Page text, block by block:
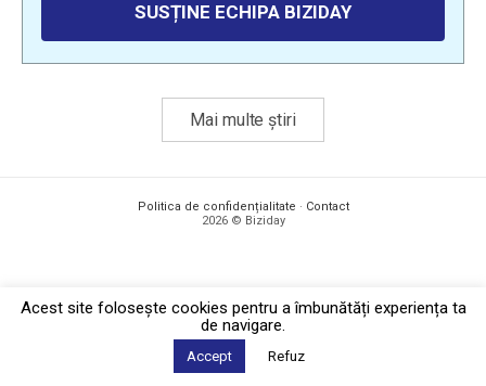
SUSȚINE ECHIPA BIZIDAY
Mai multe știri
Politica de confidențialitate · Contact
2026 © Biziday
Acest site foloseşte cookies pentru a îmbunătăți experiența ta
de navigare.
Accept Refuz